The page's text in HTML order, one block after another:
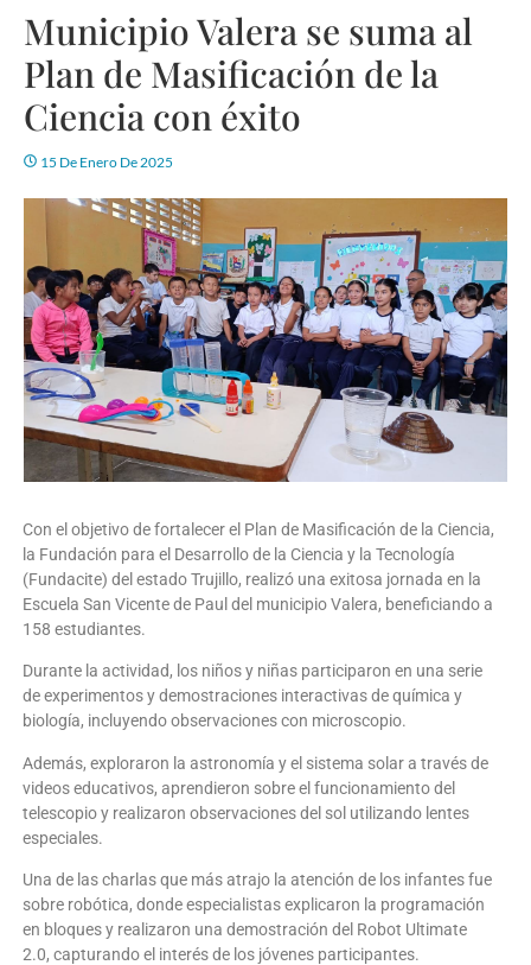
Municipio Valera se suma al
Plan de Masificación de la
Ciencia con éxito
15 De Enero De 2025
Con el objetivo de fortalecer el Plan de Masificación de la Ciencia,
la Fundación para el Desarrollo de la Ciencia y la Tecnología
(Fundacite) del estado Trujillo, realizó una exitosa jornada en la
Escuela San Vicente de Paul del municipio Valera, beneficiando a
158 estudiantes.
Durante la actividad, los niños y niñas participaron en una serie
de experimentos y demostraciones interactivas de química y
biología, incluyendo observaciones con microscopio.
Además, exploraron la astronomía y el sistema solar a través de
videos educativos, aprendieron sobre el funcionamiento del
telescopio y realizaron observaciones del sol utilizando lentes
especiales.
Una de las charlas que más atrajo la atención de los infantes fue
sobre robótica, donde especialistas explicaron la programación
en bloques y realizaron una demostración del Robot Ultimate
2.0, capturando el interés de los jóvenes participantes.